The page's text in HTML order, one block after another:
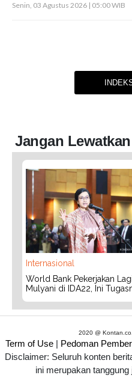
Senin, 03 Agustus 2026 | 05:00 WIB
Jangan Lewatkan
Internasional
World Bank Pekerjakan
Mulyani di IDA22, Ini
2020 @
Term of Use | Pedoman
Disclaimer: Seluruh konten
ini merupakan